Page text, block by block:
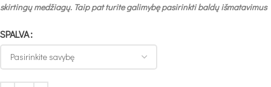
skirtingų medžiagų. Taip pat turite galimybę pasirinkti baldų išmatavimus
SPALVA